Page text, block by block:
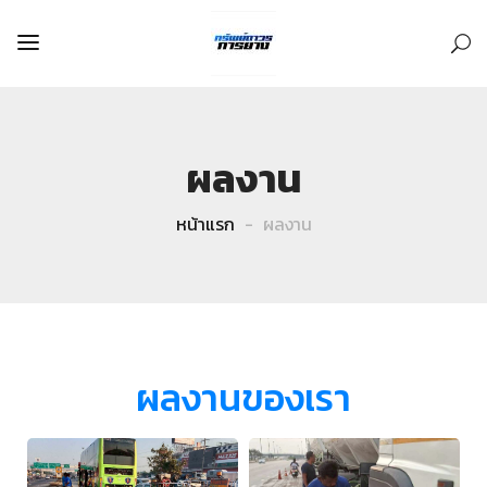
ผลงาน
หน้าแรก ผลงาน
ผลงานของเรา